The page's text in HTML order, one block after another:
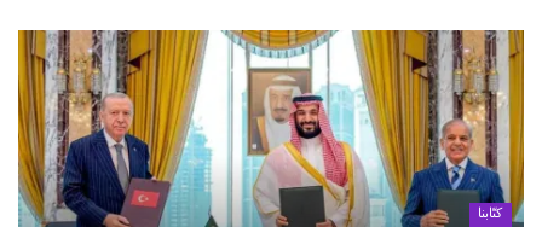
كتّابنا